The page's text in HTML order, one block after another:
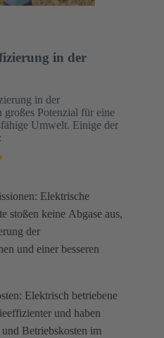
in der
in der
Potenzial für eine
Umwelt. Einige der
Elektrische
stoßen keine Abgase aus,
der
und einer besseren
Elektrisch betriebene
und haben
Betriebskosten im